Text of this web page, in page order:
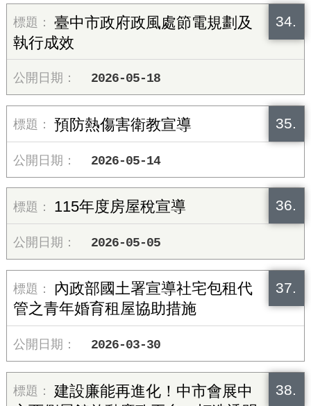
34.
臺中市政府政風處節電規劃及
執行成效
2026-05-18
35.
預防熱傷害衛教宣導
2026-05-14
36.
115年度房屋稅宣導
2026-05-05
37.
內政部國土署宣導社宅包租代
管之青年婚育租屋協助措施
2026-03-30
38.
建設廉能再進化！中市會展中